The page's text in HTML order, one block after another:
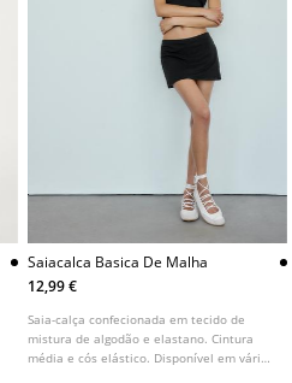
Saiacalca Basica De Malha
12,99 €
Saia-calça confecionada em tecido de
mistura de algodão e elastano. Cintura
média e cós elástico. Disponível em várias